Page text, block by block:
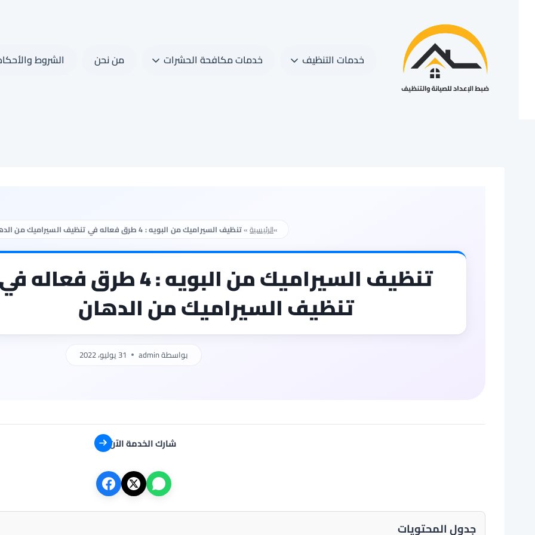
خدمات التنظيف خدمات مكافحة الحشرات من نحن الشروط
»الرئيسية»تنظيف السيراميك من البويه : 4 طرق فعاله في تنظيف السيراميك من الدهان
تنظيف السيراميك من البويه : 4 طرق فعاله
تنظيف السيراميك من الدهان
بواسطةadmin 31 يوليو، 2022
شارك الخدمة الآن
جدول المحتويات